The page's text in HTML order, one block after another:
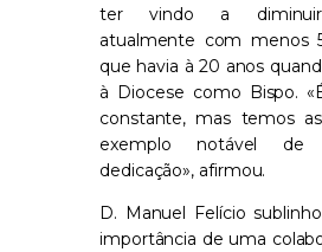
ter vindo a
atualmente com menos
que havia à 20 anos
à Diocese como Bispo.
constante, mas temos
exemplo notável
dedicação», afirmou.
D. Manuel Felício
importância de uma